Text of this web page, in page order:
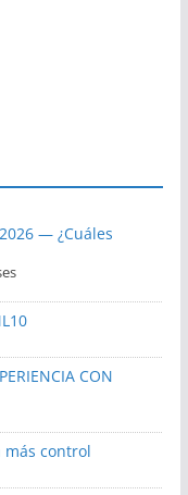
— ¿Cuáles
CON
más control